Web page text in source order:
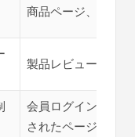
商品ページ、ショ
製品レビュー、比
会員ログイン、サ
されたページ